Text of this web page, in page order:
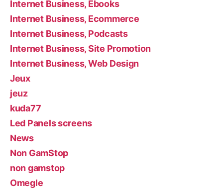
Internet Business, Ebooks
Internet Business, Ecommerce
Internet Business, Podcasts
Internet Business, Site Promotion
Internet Business, Web Design
Jeux
jeuz
kuda77
Led Panels screens
News
Non GamStop
non gamstop
Omegle